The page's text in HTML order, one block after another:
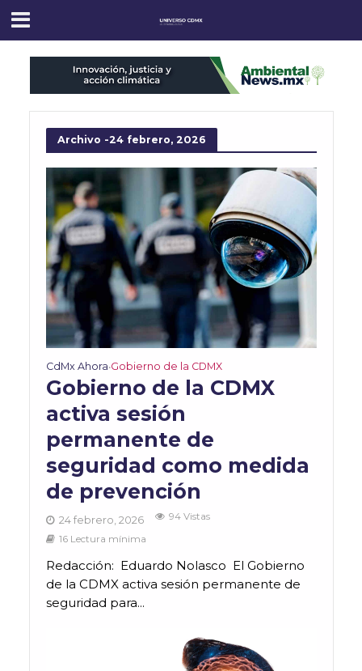
Archivo -24 febrero, 2026
CdMx Ahora•Gobierno de la CDMX
Gobierno de la CDMX
activa sesión
permanente de
seguridad como medida
de prevención
24 febrero, 2026
94 Vistas
16 Lectura mínima
Redacción: Eduardo Nolasco El Gobierno
de la CDMX activa sesión permanente de
seguridad para...